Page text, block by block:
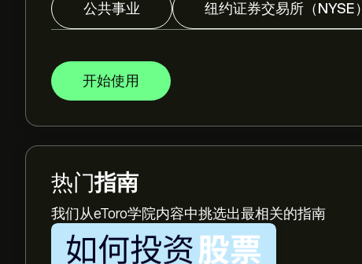
公共事业
纽约证券交易所（NYSE）
开始使用
热门指南
我们从eToro学院内容中挑选出最相关的指南